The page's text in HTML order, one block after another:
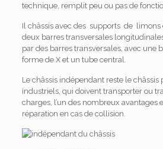
technique, remplit peu ou pas de
Il châssis avec des supports de limons
deux barres transversales
par des barres transversales, avec une
forme de X et un tube central.
Le châssis indépendant reste le châssis
industriels, qui doivent transporter ou
charges, l’un des nombreux avantages
réparation en cas de collision.